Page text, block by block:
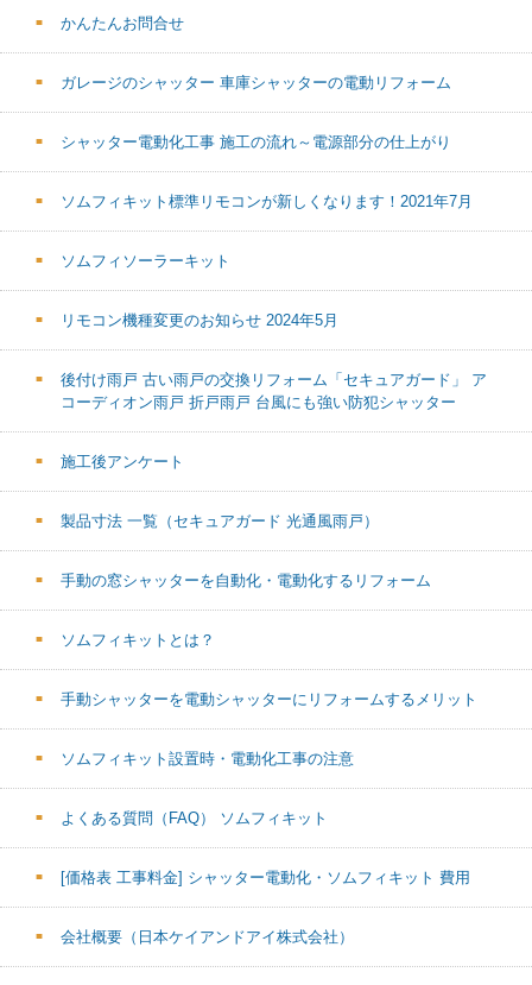
かんたんお問合せ
ガレージのシャッター 車庫シャッターの電動リフォーム
シャッター電動化工事 施工の流れ～電源部分の仕上がり
ソムフィキット標準リモコンが新しくなります！2021年7月
ソムフィソーラーキット
リモコン機種変更のお知らせ 2024年5月
後付け雨戸 古い雨戸の交換リフォーム「セキュアガード」 ア
コーディオン雨戸 折戸雨戸 台風にも強い防犯シャッター
施工後アンケート
製品寸法 一覧（セキュアガード 光通風雨戸）
手動の窓シャッターを自動化・電動化するリフォーム
ソムフィキットとは？
手動シャッターを電動シャッターにリフォームするメリット
ソムフィキット設置時・電動化工事の注意
よくある質問（FAQ） ソムフィキット
[価格表 工事料金] シャッター電動化・ソムフィキット 費用
会社概要（日本ケイアンドアイ株式会社）